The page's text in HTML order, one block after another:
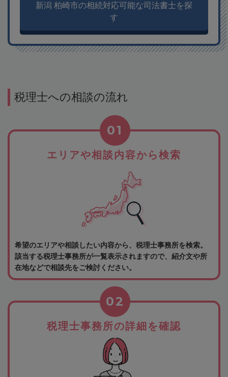
新潟 柏崎市の相続対応可能な司法書士を探
す
税理士への相談の流れ
エリアや相談内容から検索
01
希望のエリアや相談したい内容から、税理士事務所を検索。
該当する税理士事務所が一覧表示されますので、紹介文や所
在地などで相談先をご検討ください。
税理士事務所の詳細を確認
02